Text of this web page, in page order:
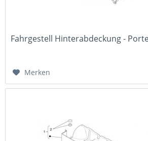
Fahrgestell Hinterabdeckung -
Merken